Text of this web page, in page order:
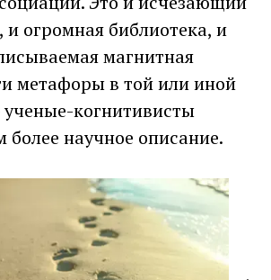
и огромная библиотека, и
магнитная
метафоры в той или иной
когнитивисты
научное описание.